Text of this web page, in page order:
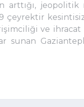
arttığı,
çeyrektir
ve
sunan